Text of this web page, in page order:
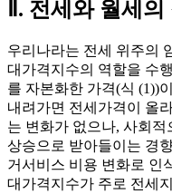
Ⅱ. 전세와 월세의
우리나라는 전세 위주의
대가격지수의 역할을 수
를 자본화한 가격(식 (1))
내려가면 전세가격이 올
는 변화가 없으나, 사회
상승으로 받아들이는 경
거서비스 비용 변화로 인
대가격지수가 주로 전세